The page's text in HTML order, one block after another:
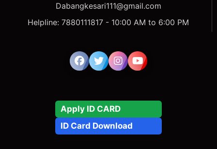
Dabangkesari111@gmail.com
Helpline: 7880111817 - 10:00 AM to 6:00 PM
Apply ID CARD
ID Card Download